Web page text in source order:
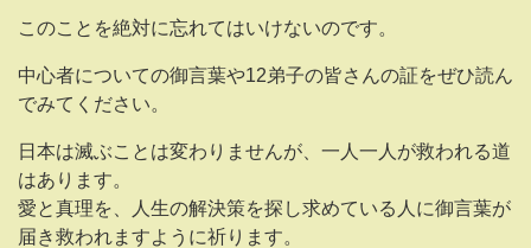
このことを絶対に忘れてはいけないのです。
中心者についての御言葉や12弟子の皆さんの証をぜひ読ん
でみてください。
日本は滅ぶことは変わりませんが、一人一人が救われる道
はあります。
愛と真理を、人生の解決策を探し求めている人に御言葉が
届き救われますように祈ります。